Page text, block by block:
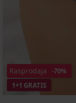
1+1 GRATIS
Rasprodaja -70%